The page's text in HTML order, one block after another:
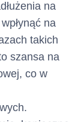
za udzielenie i
w
(i) odsetki,
od
naliczonych
na
na
takich
szansa na
co w